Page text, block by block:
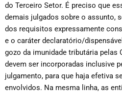
do Terceiro Setor. É preciso que
demais julgados sobre o assunto,
dos requisitos expressamente
e o caráter declaratório/
gozo da imunidade tributária pelas
devem ser incorporadas inclusive
julgamento, para que haja efetiva
envolvidos. Na mesma linha, as